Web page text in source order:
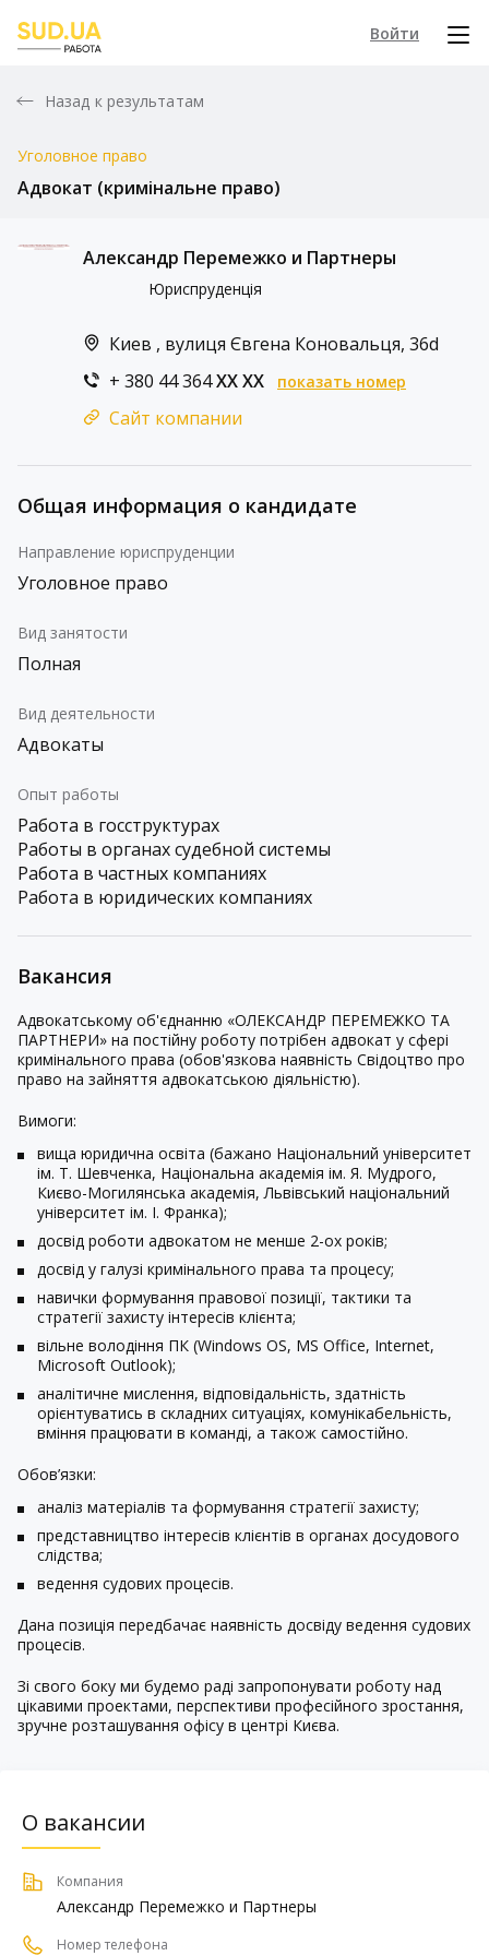
Войти
Назад к результатам
Уголовное право
Адвокат (кримінальне право)
Александр Перемежко и Партнеры
Юриспруденція
Киев , вулиця Євгена Коновальця, 36d
+ 380 44 364XX XX показать номер
Сайт компании
Общая информация о кандидате
Направление юриспруденции
Уголовное право
Вид занятости
Полная
Вид деятельности
Адвокаты
Опыт работы
Работа в госструктурах
Работы в органах судебной системы
Работа в частных компаниях
Работа в юридических компаниях
Вакансия
Адвокатському об'єднанню «ОЛЕКСАНДР ПЕРЕМЕЖКО ТА
ПАРТНЕРИ» на постійну роботу потрібен адвокат у сфері
кримінального права (обов'язкова наявність Свідоцтво про
право на зайняття адвокатською діяльністю).
Вимоги:
вища юридична освіта (бажано Національний університет
ім. Т. Шевченка, Національна академія ім. Я. Мудрого,
Києво-Могилянська академія, Львівський національний
університет ім. І. Франка);
досвід роботи адвокатом не менше 2-ох років;
досвід у галузі кримінального права та процесу;
навички формування правової позиції, тактики та
стратегії захисту інтересів клієнта;
вільне володіння ПК (Windows OS, MS Office, Internet,
Microsoft Outlook);
аналітичне мислення, відповідальність, здатність
орієнтуватись в складних ситуаціях, комунікабельність,
вміння працювати в команді, а також самостійно.
Обов’язки:
аналіз матеріалів та формування стратегії захисту;
представництво інтересів клієнтів в органах досудового
слідства;
ведення судових процесів.
Дана позиція передбачає наявність досвіду ведення судових
процесів.
Зі свого боку ми будемо раді запропонувати роботу над
цікавими проектами, перспективи професійного зростання,
зручне розташування офісу в центрі Києва.
О вакансии
Компания
Александр Перемежко и Партнеры
Номер телефона